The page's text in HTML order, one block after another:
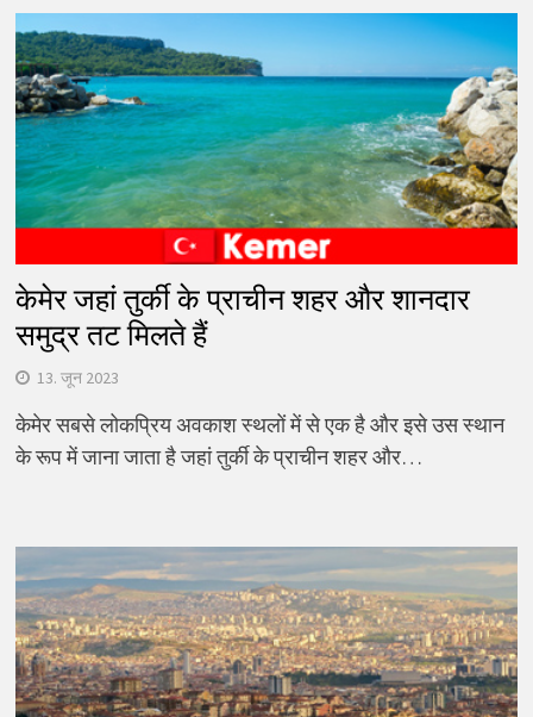
केमेर जहां तुर्की के प्राचीन शहर और शानदार
समुद्र तट मिलते हैं
13. जून 2023
केमेर सबसे लोकप्रिय अवकाश स्थलों में से एक है और इसे उस स्थान
के रूप में जाना जाता है जहां तुर्की के प्राचीन शहर और…